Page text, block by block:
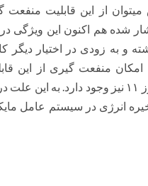
از این قابلیت منفعت
شده هم اکنون این ویژگی در
داشته و به زودی در اختیار دیگر
منفعت گیری از این
نصب بیلد تازه ویندوز ۱۱ نیز وجود دارد. به
انرژی در سیستم عامل